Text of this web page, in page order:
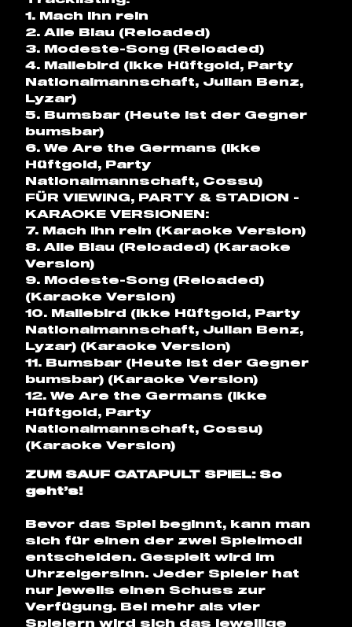
1. Mach ihn rein
2. Alle Blau (Reloaded)
3. Modeste-Song (Reloaded)
4. Mallebird (Ikke Hüftgold, Party
Nationalmannschaft, Julian Benz,
Lyzar)
5. Bumsbar (Heute ist der Gegner
bumsbar)
6. We Are the Germans (Ikke
Hüftgold, Party
Nationalmannschaft, Cossu)
FÜR VIEWING, PARTY & STADION -
KARAOKE VERSIONEN:
7. Mach ihn rein (Karaoke Version)
8. Alle Blau (Reloaded) (Karaoke
Version)
9. Modeste-Song (Reloaded)
(Karaoke Version)
10. Mallebird (Ikke Hüftgold, Party
Nationalmannschaft, Julian Benz,
Lyzar) (Karaoke Version)
11. Bumsbar (Heute ist der Gegner
bumsbar) (Karaoke Version)
12. We Are the Germans (Ikke
Hüftgold, Party
Nationalmannschaft, Cossu)
(Karaoke Version)
ZUM SAUF CATAPULT SPIEL: So
geht’s!
Bevor das Spiel beginnt, kann man
sich für einen der zwei Spielmodi
entscheiden. Gespielt wird im
Uhrzeigersinn. Jeder Spieler hat
nur jeweils einen Schuss zur
Verfügung. Bei mehr als vier
Spielern wird sich das jeweilige